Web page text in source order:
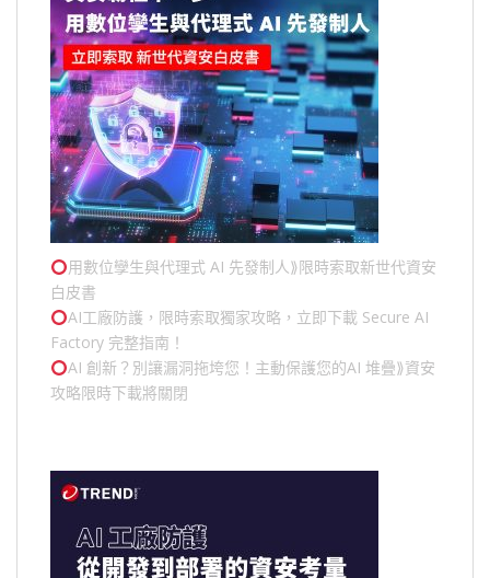
用數位孿生與代理式 AI 先發制人⟫限時索取新世代資安
白皮書
AI工廠防護，限時索取獨家攻略，立即下載 Secure AI
Factory 完整指南！
AI 創新？別讓漏洞拖垮您！主動保護您的AI 堆疊⟫資安
攻略限時下載將關閉